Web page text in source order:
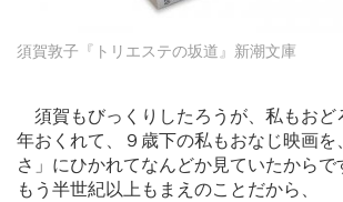
須賀敦子『トリエステの坂道』新潮文庫
須賀もびっくりしたろうが、私もおど
年おくれて、９歳下の私もおなじ映画を
さ」にひかれてなんどか見ていたからで
もう半世紀以上もまえのことだから、